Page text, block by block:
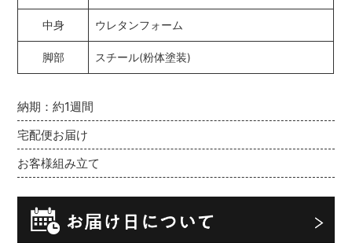
納期：約1週間
宅配便お届け
お客様組み立て
中身 ウレタンフォーム
脚部 スチール(粉体塗装)